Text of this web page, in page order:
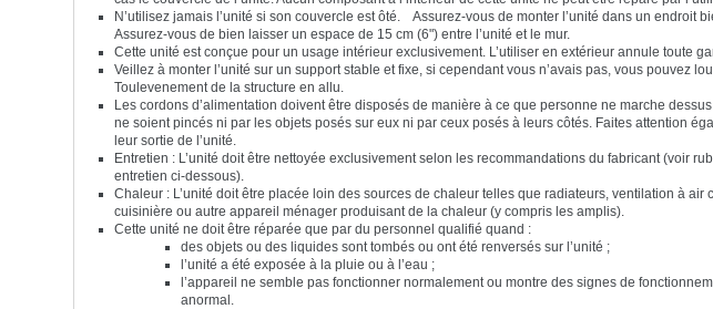
N’utilisez jamais l’unité si son couvercle est ôté. Assurez-vous de monter l’unité dans un endroit
Assurez-vous de bien laisser un espace de 15 cm (6") entre l’unité et le mur.
Cette unité est conçue pour un usage intérieur exclusivement. L’utiliser en extérieur annule toute
Veillez à monter l’unité sur un support stable et fixe, si cependant vous n’avais pas, vous pouvez
Toulevenement de la structure en allu.
Les cordons d’alimentation doivent être disposés de manière à ce que personne ne marche dessus
ne soient pincés ni par les objets posés sur eux ni par ceux posés à leurs côtés. Faites attention
leur sortie de l’unité.
Entretien : L’unité doit être nettoyée exclusivement selon les recommandations du fabricant (voir
entretien ci-dessous).
Chaleur : L’unité doit être placée loin des sources de chaleur telles que radiateurs, ventilation à air
cuisinière ou autre appareil ménager produisant de la chaleur (y compris les amplis).
Cette unité ne doit être réparée que par du personnel qualifié quand :
des objets ou des liquides sont tombés ou ont été renversés sur l’unité ;
l’unité a été exposée à la pluie ou à l’eau ;
l’appareil ne semble pas fonctionner normalement ou montre des signes de
anormal.